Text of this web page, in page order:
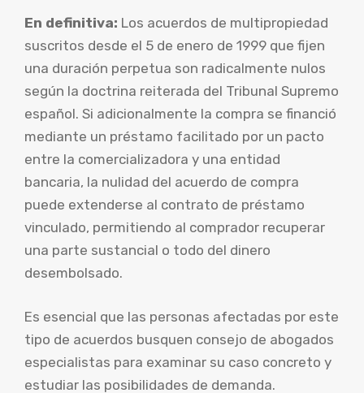
En definitiva: Los acuerdos de multipropiedad
suscritos desde el 5 de enero de 1999 que fijen
una duración perpetua son radicalmente nulos
según la doctrina reiterada del Tribunal Supremo
español. Si adicionalmente la compra se financió
mediante un préstamo facilitado por un pacto
entre la comercializadora y una entidad
bancaria, la nulidad del acuerdo de compra
puede extenderse al contrato de préstamo
vinculado, permitiendo al comprador recuperar
una parte sustancial o todo del dinero
desembolsado.
Es esencial que las personas afectadas por este
tipo de acuerdos busquen consejo de abogados
especialistas para examinar su caso concreto y
estudiar las posibilidades de demanda.